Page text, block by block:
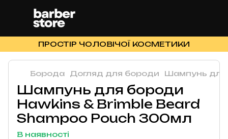
ПРОСТІР ЧОЛОВІЧОЇ КОСМЕТИКИ
Борода Догляд для бороди Шампунь для
Шампунь для бороди
Hawkins & Brimble Beard
Shampoo Pouch 300мл
В наявності